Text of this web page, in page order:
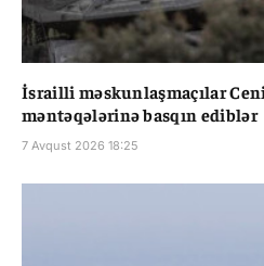
İsrailli məskunlaşmaçılar
məntəqələrinə basqın ediblər
7 Avqust 2026 18:25